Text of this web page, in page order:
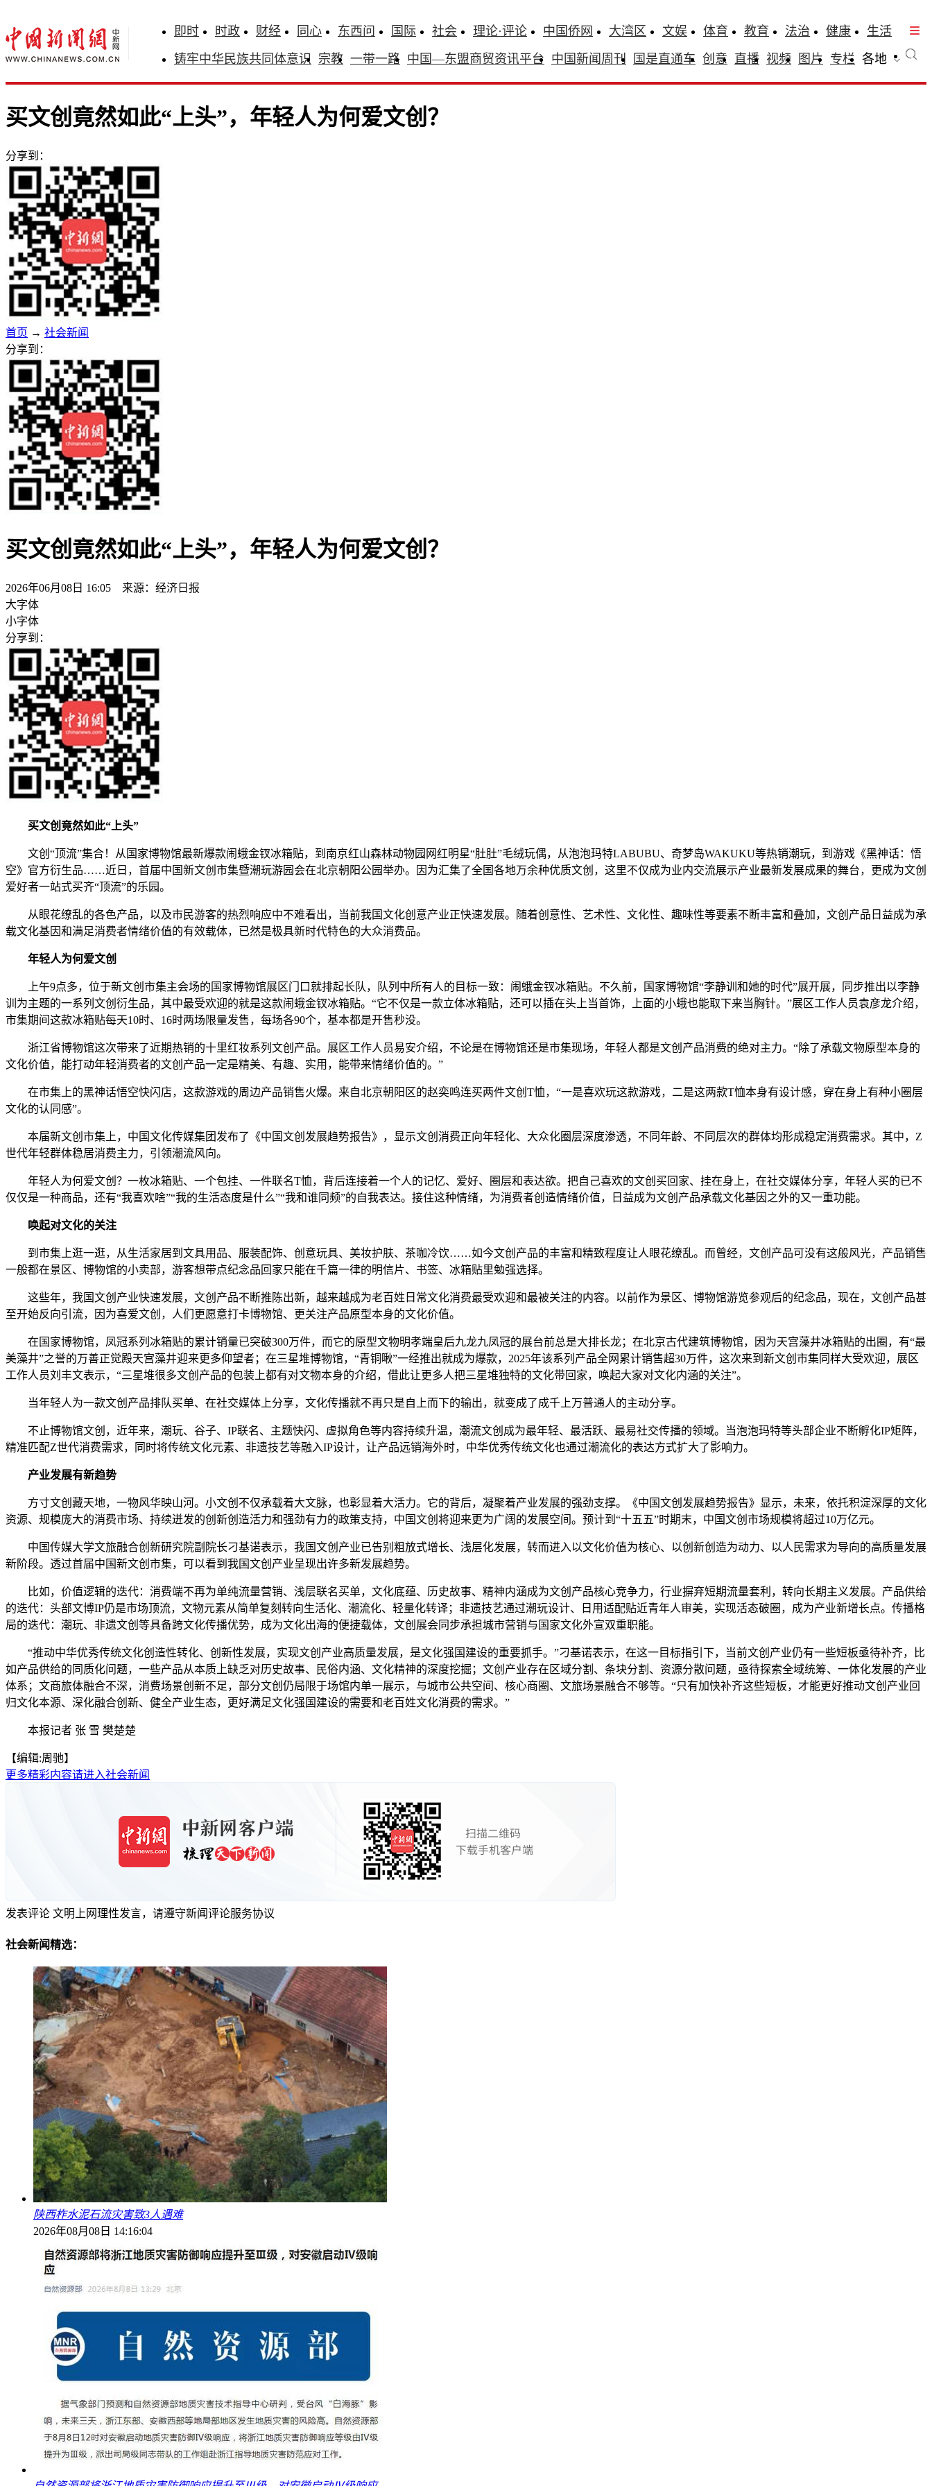
即时 时政 财经 同心 东西问 国际 社会 理论·评论 中国侨网 大湾区 文娱 体育 教育 法治 健康
生活
铸牢中华民族共同体意识 宗教 一带一路 中国—东盟商贸资讯平台 中国新闻周刊 国是直通车 创意 直播 视频 图片 专栏 各地
买文创竟然如此“上头”，年轻人为何爱文创？
分享到：
首页 → 社会新闻
分享到：
买文创竟然如此“上头”，年轻人为何爱文创？
2026年06月08日 16:05 来源：经济日报
大字体
小字体
分享到：
买文创竟然如此“上头”
文创“顶流”集合！从国家博物馆最新爆款闹蛾金钗冰箱贴，到南京红山森林动物园网红明星“肚肚”毛绒玩偶，从泡泡玛特LABUBU、奇梦岛WAKUKU等热销潮玩，到游戏《黑神话：悟
空》官方衍生品……近日，首届中国新文创市集暨潮玩游园会在北京朝阳公园举办。因为汇集了全国各地万余种优质文创，这里不仅成为业内交流展示产业最新发展成果的舞台，更成为文创
爱好者一站式买齐“顶流”的乐园。
从眼花缭乱的各色产品，以及市民游客的热烈响应中不难看出，当前我国文化创意产业正快速发展。随着创意性、艺术性、文化性、趣味性等要素不断丰富和叠加，文创产品日益成为承
载文化基因和满足消费者情绪价值的有效载体，已然是极具新时代特色的大众消费品。
年轻人为何爱文创
上午9点多，位于新文创市集主会场的国家博物馆展区门口就排起长队，队列中所有人的目标一致：闹蛾金钗冰箱贴。不久前，国家博物馆“李静训和她的时代”展开展，同步推出以李静
训为主题的一系列文创衍生品，其中最受欢迎的就是这款闹蛾金钗冰箱贴。“它不仅是一款立体冰箱贴，还可以插在头上当首饰，上面的小蛾也能取下来当胸针。”展区工作人员袁彦龙介绍，
市集期间这款冰箱贴每天10时、16时两场限量发售，每场各90个，基本都是开售秒没。
浙江省博物馆这次带来了近期热销的十里红妆系列文创产品。展区工作人员易安介绍，不论是在博物馆还是市集现场，年轻人都是文创产品消费的绝对主力。“除了承载文物原型本身的
文化价值，能打动年轻消费者的文创产品一定是精美、有趣、实用，能带来情绪价值的。”
在市集上的黑神话悟空快闪店，这款游戏的周边产品销售火爆。来自北京朝阳区的赵奕鸣连买两件文创T恤，“一是喜欢玩这款游戏，二是这两款T恤本身有设计感，穿在身上有种小圈层
文化的认同感”。
本届新文创市集上，中国文化传媒集团发布了《中国文创发展趋势报告》，显示文创消费正向年轻化、大众化圈层深度渗透，不同年龄、不同层次的群体均形成稳定消费需求。其中，Z
世代年轻群体稳居消费主力，引领潮流风向。
年轻人为何爱文创？一枚冰箱贴、一个包挂、一件联名T恤，背后连接着一个人的记忆、爱好、圈层和表达欲。把自己喜欢的文创买回家、挂在身上，在社交媒体分享，年轻人买的已不
仅仅是一种商品，还有“我喜欢啥”“我的生活态度是什么”“我和谁同频”的自我表达。接住这种情绪，为消费者创造情绪价值，日益成为文创产品承载文化基因之外的又一重功能。
唤起对文化的关注
到市集上逛一逛，从生活家居到文具用品、服装配饰、创意玩具、美妆护肤、茶咖冷饮……如今文创产品的丰富和精致程度让人眼花缭乱。而曾经，文创产品可没有这般风光，产品销售
一般都在景区、博物馆的小卖部，游客想带点纪念品回家只能在千篇一律的明信片、书签、冰箱贴里勉强选择。
这些年，我国文创产业快速发展，文创产品不断推陈出新，越来越成为老百姓日常文化消费最受欢迎和最被关注的内容。以前作为景区、博物馆游览参观后的纪念品，现在，文创产品甚
至开始反向引流，因为喜爱文创，人们更愿意打卡博物馆、更关注产品原型本身的文化价值。
在国家博物馆，凤冠系列冰箱贴的累计销量已突破300万件，而它的原型文物明孝端皇后九龙九凤冠的展台前总是大排长龙；在北京古代建筑博物馆，因为天宫藻井冰箱贴的出圈，有“最
美藻井”之誉的万善正觉殿天宫藻井迎来更多仰望者；在三星堆博物馆，“青铜啾”一经推出就成为爆款，2025年该系列产品全网累计销售超30万件，这次来到新文创市集同样大受欢迎，展区
工作人员刘丰文表示，“三星堆很多文创产品的包装上都有对文物本身的介绍，借此让更多人把三星堆独特的文化带回家，唤起大家对文化内涵的关注”。
当年轻人为一款文创产品排队买单、在社交媒体上分享，文化传播就不再只是自上而下的输出，就变成了成千上万普通人的主动分享。
不止博物馆文创，近年来，潮玩、谷子、IP联名、主题快闪、虚拟角色等内容持续升温，潮流文创成为最年轻、最活跃、最易社交传播的领域。当泡泡玛特等头部企业不断孵化IP矩阵，
精准匹配Z世代消费需求，同时将传统文化元素、非遗技艺等融入IP设计，让产品远销海外时，中华优秀传统文化也通过潮流化的表达方式扩大了影响力。
产业发展有新趋势
方寸文创藏天地，一物风华映山河。小文创不仅承载着大文脉，也彰显着大活力。它的背后，凝聚着产业发展的强劲支撑。《中国文创发展趋势报告》显示，未来，依托积淀深厚的文化
资源、规模庞大的消费市场、持续迸发的创新创造活力和强劲有力的政策支持，中国文创将迎来更为广阔的发展空间。预计到“十五五”时期末，中国文创市场规模将超过10万亿元。
中国传媒大学文旅融合创新研究院副院长刁基诺表示，我国文创产业已告别粗放式增长、浅层化发展，转而进入以文化价值为核心、以创新创造为动力、以人民需求为导向的高质量发展
新阶段。透过首届中国新文创市集，可以看到我国文创产业呈现出许多新发展趋势。
比如，价值逻辑的迭代：消费端不再为单纯流量营销、浅层联名买单，文化底蕴、历史故事、精神内涵成为文创产品核心竞争力，行业摒弃短期流量套利，转向长期主义发展。产品供给
的迭代：头部文博IP仍是市场顶流，文物元素从简单复刻转向生活化、潮流化、轻量化转译；非遗技艺通过潮玩设计、日用适配贴近青年人审美，实现活态破圈，成为产业新增长点。传播格
局的迭代：潮玩、非遗文创等具备跨文化传播优势，成为文化出海的便捷载体，文创展会同步承担城市营销与国家文化外宣双重职能。
“推动中华优秀传统文化创造性转化、创新性发展，实现文创产业高质量发展，是文化强国建设的重要抓手。”刁基诺表示，在这一目标指引下，当前文创产业仍有一些短板亟待补齐，比
如产品供给的同质化问题，一些产品从本质上缺乏对历史故事、民俗内涵、文化精神的深度挖掘；文创产业存在区域分割、条块分割、资源分散问题，亟待探索全域统筹、一体化发展的产业
体系；文商旅体融合不深，消费场景创新不足，部分文创仍局限于场馆内单一展示，与城市公共空间、核心商圈、文旅场景融合不够等。“只有加快补齐这些短板，才能更好推动文创产业回
归文化本源、深化融合创新、健全产业生态，更好满足文化强国建设的需要和老百姓文化消费的需求。”
本报记者 张 雪 樊楚楚
【编辑:周驰】
更多精彩内容请进入社会新闻
发表评论 文明上网理性发言，请遵守新闻评论服务协议
社会新闻精选：
陕西柞水泥石流灾害致3人遇难
2026年08月08日 14:16:04